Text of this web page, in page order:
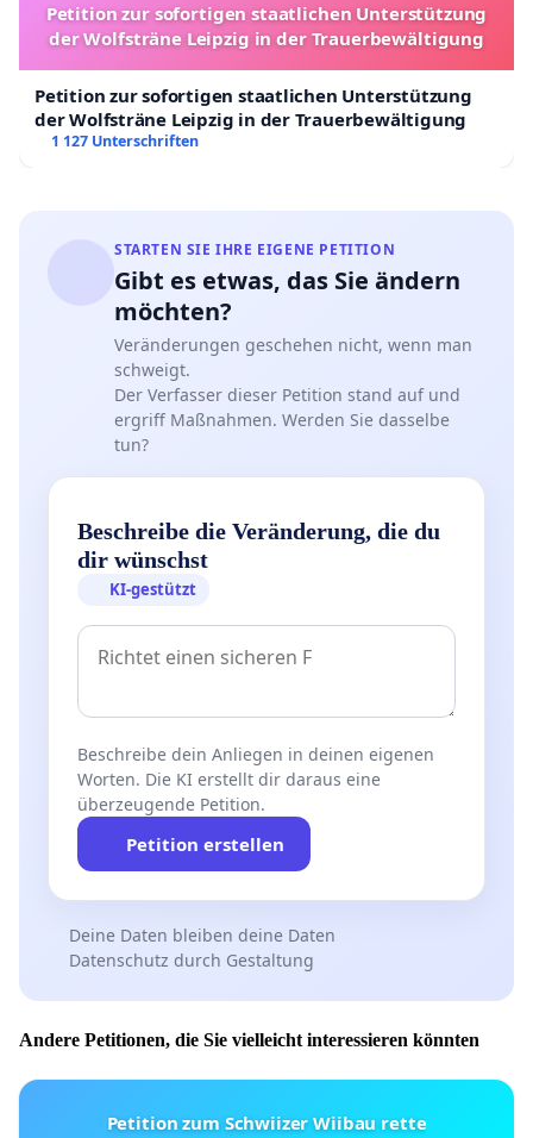
Petition zur sofortigen staatlichen Unterstützung
der Wolfsträne Leipzig in der Trauerbewältigung
Petition zur sofortigen staatlichen Unterstützung
der Wolfsträne Leipzig in der Trauerbewältigung
1 127 Unterschriften
STARTEN SIE IHRE EIGENE PETITION
Gibt es etwas, das Sie ändern
möchten?
Veränderungen geschehen nicht, wenn man
schweigt.
Der Verfasser dieser Petition stand auf und
ergriff Maßnahmen. Werden Sie dasselbe
tun?
Beschreibe die Veränderung, die du
dir wünschst
KI-gestützt
Beschreibe dein Anliegen in deinen eigenen
Worten. Die KI erstellt dir daraus eine
überzeugende Petition.
Petition erstellen
Deine Daten bleiben deine Daten
Datenschutz durch Gestaltung
Andere Petitionen, die Sie vielleicht interessieren könnten
Petition zum Schwiizer Wiibau rette